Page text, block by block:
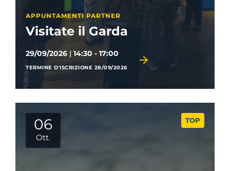
APPUNTAMENTI PARTNER
Visitate il Garda
29/09/2026 | 14:30 - 17:00
TERMINE D'ISCRIZIONE 28/09/2026
TOP
06
Ott.